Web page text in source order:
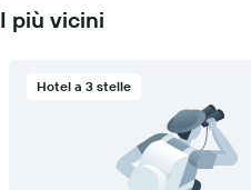
I più vicini
Hotel a 3 stelle